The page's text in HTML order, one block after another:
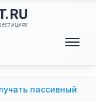
пассивный